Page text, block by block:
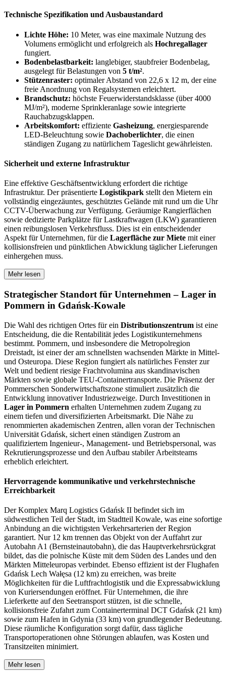
Technische Spezifikation und Ausbaustandard
Lichte Höhe: 10 Meter, was eine maximale Nutzung des
Volumens ermöglicht und erfolgreich als Hochregallager
fungiert.
Bodenbelastbarkeit: langlebiger, staubfreier Bodenbelag,
ausgelegt für Belastungen von 5 t/m².
Stützenraster: optimaler Abstand von 22,6 x 12 m, der eine
freie Anordnung von Regalsystemen erleichtert.
Brandschutz: höchste Feuerwiderstandsklasse (über 4000
MJ/m²), moderne Sprinkleranlage sowie integrierte
Rauchabzugsklappen.
Arbeitskomfort: effiziente Gasheizung, energiesparende
LED-Beleuchtung sowie Dachoberlichter, die einen
ständigen Zugang zu natürlichem Tageslicht gewährleisten.
Sicherheit und externe Infrastruktur
Eine effektive Geschäftsentwicklung erfordert die richtige
Infrastruktur. Der präsentierte Logistikpark stellt den Mietern ein
vollständig eingezäuntes, geschütztes Gelände mit rund um die Uhr
CCTV-Überwachung zur Verfügung. Geräumige Rangierflächen
sowie dedizierte Parkplätze für Lastkraftwagen (LKW) garantieren
einen reibungslosen Verkehrsfluss. Dies ist ein entscheidender
Aspekt für Unternehmen, für die Lagerfläche zur Miete mit einer
kollisionsfreien und pünktlichen Abwicklung täglicher Lieferungen
einhergehen muss.
Mehr lesen
Strategischer Standort für Unternehmen – Lager in
Pommern in Gdańsk-Kowale
Die Wahl des richtigen Ortes für ein Distributionszentrum ist eine
Entscheidung, die die Rentabilität jedes Logistikunternehmens
bestimmt. Pommern, und insbesondere die Metropolregion
Dreistadt, ist einer der am schnellsten wachsenden Märkte in Mittel-
und Osteuropa. Diese Region fungiert als natürliches Fenster zur
Welt und bedient riesige Frachtvolumina aus skandinavischen
Märkten sowie globale TEU-Containertransporte. Die Präsenz der
Pommerschen Sonderwirtschaftszone stimuliert zusätzlich die
Entwicklung innovativer Industriezweige. Durch Investitionen in
Lager in Pommern erhalten Unternehmen zudem Zugang zu
einem tiefen und diversifizierten Arbeitsmarkt. Die Nähe zu
renommierten akademischen Zentren, allen voran der Technischen
Universität Gdańsk, sichert einen ständigen Zustrom an
qualifiziertem Ingenieur-, Management- und Betriebspersonal, was
Rekrutierungsprozesse und den Aufbau stabiler Arbeitsteams
erheblich erleichtert.
Hervorragende kommunikative und verkehrstechnische
Erreichbarkeit
Der Komplex Marq Logistics Gdańsk II befindet sich im
südwestlichen Teil der Stadt, im Stadtteil Kowale, was eine sofortige
Anbindung an die wichtigsten Verkehrsarterien der Region
garantiert. Nur 12 km trennen das Objekt von der Auffahrt zur
Autobahn A1 (Bernsteinautobahn), die das Hauptverkehrsrückgrat
bildet, das die polnische Küste mit dem Süden des Landes und den
Märkten Mitteleuropas verbindet. Ebenso effizient ist der Flughafen
Gdańsk Lech Wałęsa (12 km) zu erreichen, was breite
Möglichkeiten für die Luftfrachtlogistik und die Expressabwicklung
von Kuriersendungen eröffnet. Für Unternehmen, die ihre
Lieferkette auf den Seetransport stützen, ist die schnelle,
kollisionsfreie Zufahrt zum Containerterminal DCT Gdańsk (21 km)
sowie zum Hafen in Gdynia (33 km) von grundlegender Bedeutung.
Diese räumliche Konfiguration sorgt dafür, dass tägliche
Transportoperationen ohne Störungen ablaufen, was Kosten und
Transitzeiten minimiert.
Mehr lesen